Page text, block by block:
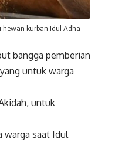
hewan kurban Idul Adha
bangga pemberian
untuk warga
untuk
warga saat Idul